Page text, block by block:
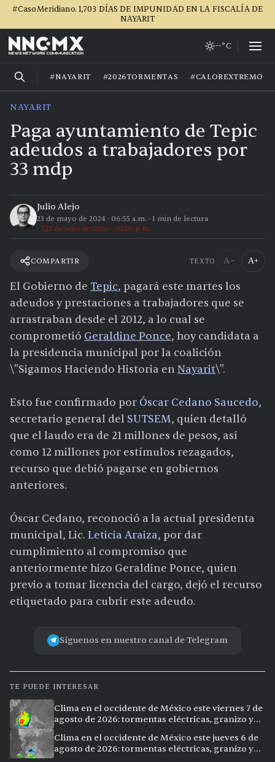
#CasoMeridiano. 1,703 DÍAS DE IMPUNIDAD EN LA FISCALÍA DE
NAYARIT
--°C
#NAYARIT #2026TORMENTAS #CALOREXTREMO
NAYARIT
Paga ayuntamiento de Tepic
adeudos a trabajadores por
33 mdp
Julio Alejo
23 de mayo de 2024 · 06:55 a.m. · 1 min de lectura
2 de julio de 2026 · 02:10 p.m.
COMPARTIR TEXTO A− A+
El Gobierno de Tepic, pagará este martes los
adeudos y prestaciones a trabajadores que se
arrastraban desde el 2012, a lo cual se
comprometió Geraldine Ponce, hoy candidata a
la presidencia municipal por la coalición
\"Sigamos Haciendo Historia enNayarit\".
Esto fue confirmado por Óscar Cedano Saucedo,
secretario general del SUTSEM, quien detalló
que el laudo era de 21 millones de pesos, así
como 12 millones por estímulos rezagados,
recurso que debió pagarse en gobiernos
anteriores.
Óscar Cedano, reconoció a la actual presidenta
municipal, Lic. Leticia Araiza, por dar
cumplimiento al compromiso que
anteriormente hizo Geraldine Ponce, quien
previo a tomar licencia del cargo, dejó el recurso
etiquetado para cubrir este adeudo.
Síguenos en nuestro canal de Telegram
TE PUEDE INTERESAR
Clima en el occidente de México este viernes 7 de
agosto de 2026: tormentas eléctricas, granizo y
Clima en el occidente de México este jueves 6 de
agosto de 2026: tormentas eléctricas, granizo y